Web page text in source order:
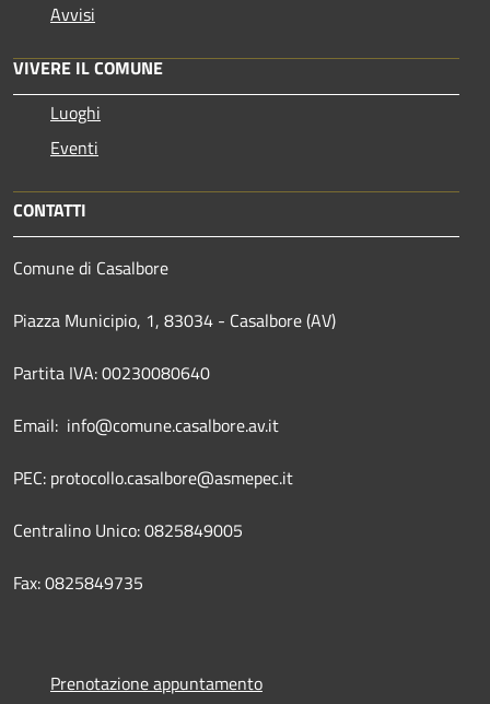
Avvisi
VIVERE IL COMUNE
Luoghi
Eventi
CONTATTI
Comune di Casalbore
Piazza Municipio, 1, 83034 - Casalbore (AV)
Partita IVA: 00230080640
Email: info@comune.casalbore.av.it
PEC: protocollo.casalbore@asmepec.it
Centralino Unico: 0825849005
Fax: 0825849735
Prenotazione appuntamento